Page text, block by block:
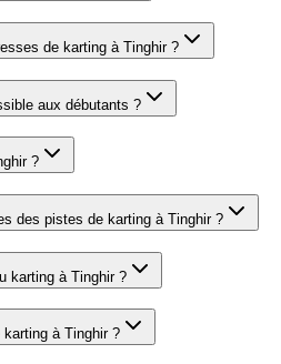
de karting à Tinghir ?
aux débutants ?
?
des pistes de karting à Tinghir ?
karting à Tinghir ?
à Tinghir ?